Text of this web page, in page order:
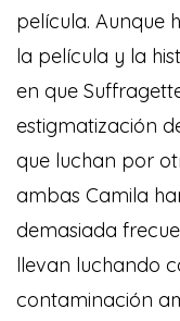
película. Aunque
la película y la
en que
estigmatización
que luchan por
ambas Camila
demasiada
llevan luchando
contaminación